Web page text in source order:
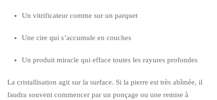
Un vitrificateur comme sur un parquet
Une cire qui s’accumule en couches
Un produit miracle qui efface toutes les rayures profondes
La cristallisation agit sur la surface. Si la pierre est très abîmée, il
faudra souvent commencer par un ponçage ou une remise à